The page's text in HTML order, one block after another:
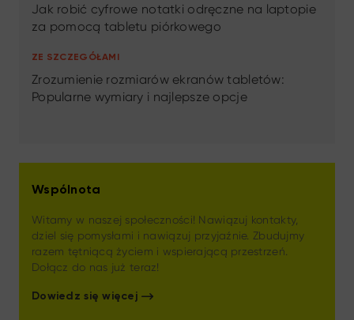
Jak robić cyfrowe notatki odręczne na laptopie
za pomocą tabletu piórkowego
ZE SZCZEGÓŁAMI
Zrozumienie rozmiarów ekranów tabletów:
Popularne wymiary i najlepsze opcje
Wspólnota
Witamy w naszej społeczności! Nawiązuj kontakty,
dziel się pomysłami i nawiązuj przyjaźnie. Zbudujmy
razem tętniącą życiem i wspierającą przestrzeń.
Dołącz do nas już teraz!
Dowiedz się więcej